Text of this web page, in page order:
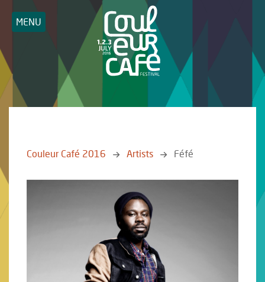
MENU
Couleur Café 2016 Artists Féfé